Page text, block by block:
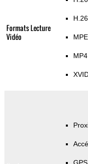
Formats Lecture
Vidéo
MP4